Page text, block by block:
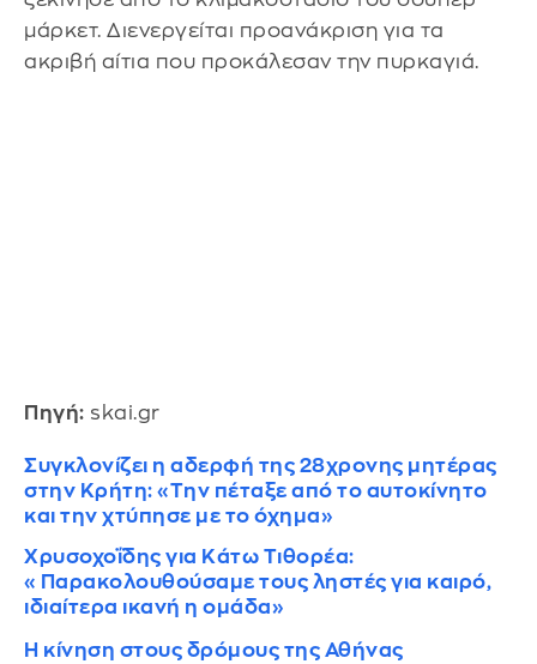
μάρκετ. Διενεργείται προανάκριση για τα
ακριβή αίτια που προκάλεσαν την πυρκαγιά.
Πηγή: skai.gr
Συγκλονίζει η αδερφή της 28χρονης μητέρας
στην Κρήτη: «Tην πέταξε από το αυτοκίνητο
και την χτύπησε με το όχημα»
Χρυσοχοΐδης για Κάτω Τιθορέα:
«Παρακολουθούσαμε τους ληστές για καιρό,
ιδιαίτερα ικανή η ομάδα»
Η κίνηση στους δρόμους της Αθήνας